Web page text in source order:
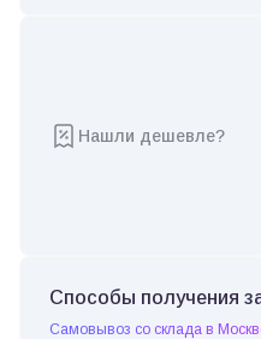
Нашли дешевле?
Способы получения
Самовывоз со склада в